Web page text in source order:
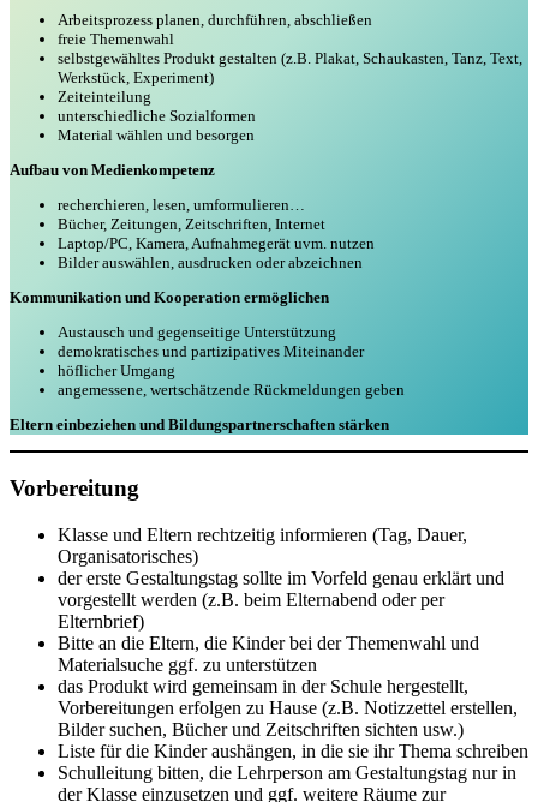
Arbeitsprozess planen, durchführen, abschließen
freie Themenwahl
selbstgewähltes Produkt gestalten (z.B. Plakat, Schaukasten, Tanz, Text,
Werkstück, Experiment)
Zeiteinteilung
unterschiedliche Sozialformen
Material wählen und besorgen
Aufbau von Medienkompetenz
recherchieren, lesen, umformulieren…
Bücher, Zeitungen, Zeitschriften, Internet
Laptop/PC, Kamera, Aufnahmegerät uvm. nutzen
Bilder auswählen, ausdrucken oder abzeichnen
Kommunikation und Kooperation ermöglichen
Austausch und gegenseitige Unterstützung
demokratisches und partizipatives Miteinander
höflicher Umgang
angemessene, wertschätzende Rückmeldungen geben
Eltern einbeziehen und Bildungspartnerschaften stärken
Vorbereitung
Klasse und Eltern rechtzeitig informieren (Tag, Dauer,
Organisatorisches)
der erste Gestaltungstag sollte im Vorfeld genau erklärt und
vorgestellt werden (z.B. beim Elternabend oder per
Elternbrief)
Bitte an die Eltern, die Kinder bei der Themenwahl und
Materialsuche ggf. zu unterstützen
das Produkt wird gemeinsam in der Schule hergestellt,
Vorbereitungen erfolgen zu Hause (z.B. Notizzettel erstellen,
Bilder suchen, Bücher und Zeitschriften sichten usw.)
Liste für die Kinder aushängen, in die sie ihr Thema schreiben
Schulleitung bitten, die Lehrperson am Gestaltungstag nur in
der Klasse einzusetzen und ggf. weitere Räume zur